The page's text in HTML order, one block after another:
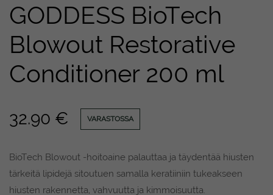
GODDESS BioTech
Blowout Restorative
Conditioner 200 ml
32.90 € VARASTOSSA
BioTech Blowout -hoitoaine palauttaa ja täydentää hiusten
tärkeitä lipidejä sitoutuen samalla keratiiniin tukeakseen
hiusten rakennetta, vahvuutta ja kimmoisuutta.